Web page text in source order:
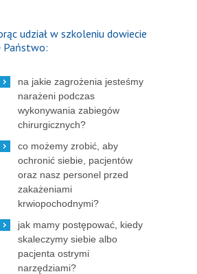
udział w szkoleniu dowiecie
Państwo:
na jakie zagrożenia jesteśmy
narażeni podczas
wykonywania zabiegów
chirurgicznych?
co możemy zrobić, aby
ochronić siebie, pacjentów
oraz nasz personel przed
zakażeniami
krwiopochodnymi?
jak mamy postępować, kiedy
skaleczymy siebie albo
pacjenta ostrymi
narzędziami?